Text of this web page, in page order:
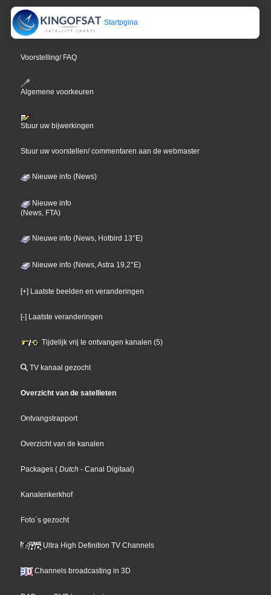
Startpgina
Voorstelling/ FAQ
Algemene voorkeuren
Stuur uw bijwerkingen
Stuur uw voorstellen/ commentaren aan de webmaster
Nieuwe info (News)
Nieuwe info
(News, FTA)
Nieuwe info (News, Hotbird 13°E)
Nieuwe info (News, Astra 19,2°E)
[+] Laatste beelden en veranderingen
[-] Laatste veranderingen
Tijdelijk vrij te ontvangen kanalen (5)
TV kanaal gezocht
Overzicht van de satellieten
Ontvangstrapport
Overzicht van de kanalen
Packages ( Dutch - Canal Digitaal)
Kanalenkerkhof
Foto´s gezocht
Ultra High Definition TV Channels
Channels broadcasting in 3D